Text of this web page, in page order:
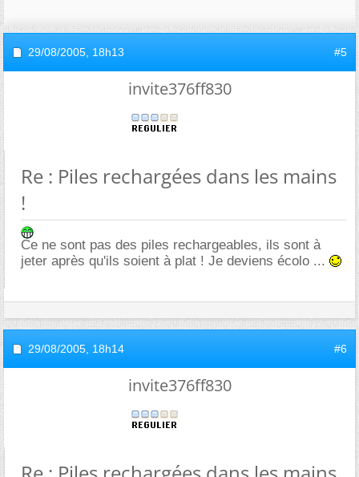
29/08/2005, 18h13 #5
invite376ff830
Re : Piles rechargées dans les mains
!
Ce ne sont pas des piles rechargeables, ils sont à
jeter après qu'ils soient à plat ! Je deviens écolo ...
29/08/2005, 18h14 #6
invite376ff830